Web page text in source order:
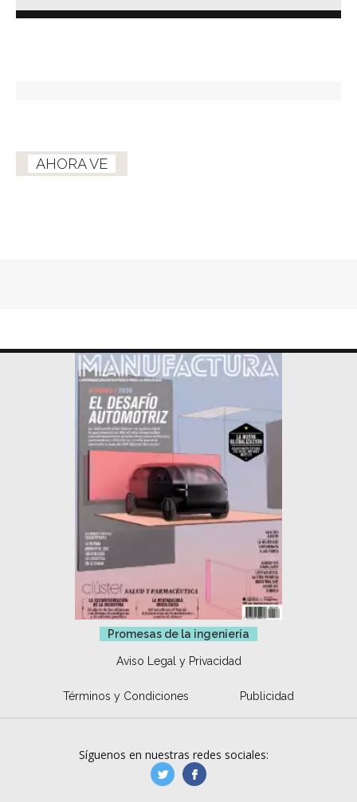
AHORA VE
Promesas de la ingeniería
Aviso Legal y Privacidad
Términos y Condiciones Publicidad
Síguenos en nuestras redes sociales:
manufacturaGE